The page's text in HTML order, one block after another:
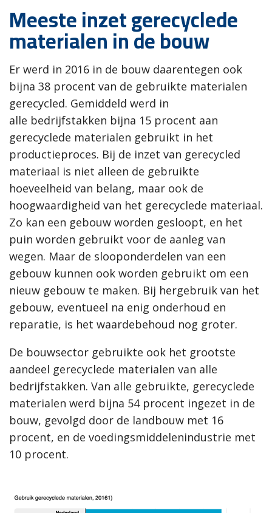
Meeste inzet gerecyclede
materialen in de bouw
Er werd in 2016 in de bouw daarentegen ook
bijna 38 procent van de gebruikte materialen
gerecycled. Gemiddeld werd in
alle bedrijfstakken bijna 15 procent aan
gerecyclede materialen gebruikt in het
productieproces. Bij de inzet van gerecycled
materiaal is niet alleen de gebruikte
hoeveelheid van belang, maar ook de
hoogwaardigheid van het gerecyclede materiaal.
Zo kan een gebouw worden gesloopt, en het
puin worden gebruikt voor de aanleg van
wegen. Maar de slooponderdelen van een
gebouw kunnen ook worden gebruikt om een
nieuw gebouw te maken. Bij hergebruik van het
gebouw, eventueel na enig onderhoud en
reparatie, is het waardebehoud nog groter.
De bouwsector gebruikte ook het grootste
aandeel gerecyclede materialen van alle
bedrijfstakken. Van alle gebruikte, gerecyclede
materialen werd bijna 54 procent ingezet in de
bouw, gevolgd door de landbouw met 16
procent, en de voedingsmiddelenindustrie met
10 procent.